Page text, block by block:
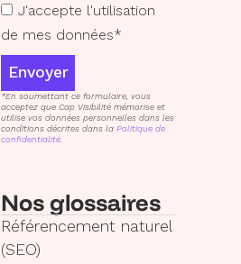
J'accepte l'utilisation
de mes données*
Envoyer
*En soumettant ce formulaire, vous
acceptez que Cap Visibilité mémorise et
utilise vos données personnelles dans les
conditions décrites dans la Politique de
confidentialité.
Nos glossaires
Référencement naturel
(SEO)